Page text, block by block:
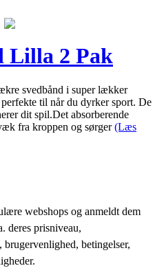
Lilla 2 Pak
svedbånd i super lækker
til når du dyrker sport. De
dit spil.Det absorberende
fra kroppen og sørger(Læs
webshops og anmeldt dem
deres prisniveau,
brugervenlighed, betingelser,